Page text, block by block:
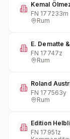
Kemal
FN 177233m
Rum
E. Dematte
FN 17747z
Rum
Roland
FN 177563y
Rum
Edition
FN 17951z